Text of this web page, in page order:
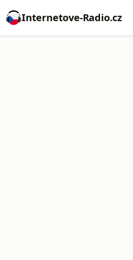
Internetove-Radio.cz